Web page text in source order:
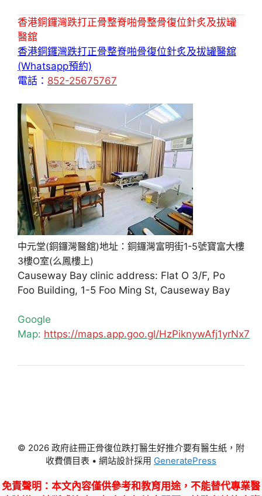
香港銅鑼灣跌打正骨整脊啪骨整骨復位針炙及拔罐
醫舘
香港銅鑼灣跌打正骨整脊啪骨復位針炙及拔罐醫舘
(Whatsapp預約)
電話： 852-25675767
中元堂(銅鑼灣醫舘)地址：銅鑼灣富明街1-5號寶富大樓
3樓O室(么鳳樓上)
Causeway Bay clinic address: Flat O 3/F, Po
Foo Building, 1-5 Foo Ming St, Causeway Bay
Google
Map: https://maps.app.goo.gl/HzPiknywAfj1yrNx7
© 2026 政府註冊正骨復位跌打醫生好推介要有醫生紙，附
收費價目表 • 網站設計採用 GeneratePress
免責聲明 ：本文內容僅供參考和教育用途，不能替代專業醫